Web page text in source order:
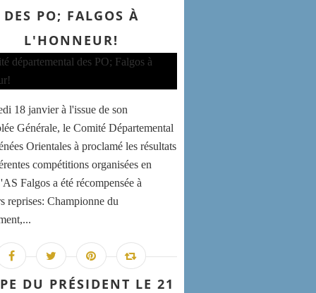
DES PO; FALGOS À
L'HONNEUR!
18 janvier à l'issue de son
Générale, le Comité Départemental
Orientales à proclamé les résultats
compétitions organisées en
Falgos a été récompensée à
reprises: Championne du
DU PRÉSIDENT LE 21